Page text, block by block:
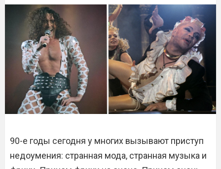
90-е годы сегодня у многих вызывают приступ
недоумения: странная мода, странная музыка и